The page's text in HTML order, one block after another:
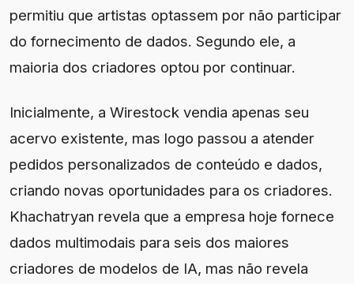
permitiu que artistas optassem por não participar
do fornecimento de dados. Segundo ele, a
maioria dos criadores optou por continuar.
Inicialmente, a Wirestock vendia apenas seu
acervo existente, mas logo passou a atender
pedidos personalizados de conteúdo e dados,
criando novas oportunidades para os criadores.
Khachatryan revela que a empresa hoje fornece
dados multimodais para seis dos maiores
criadores de modelos de IA, mas não revela